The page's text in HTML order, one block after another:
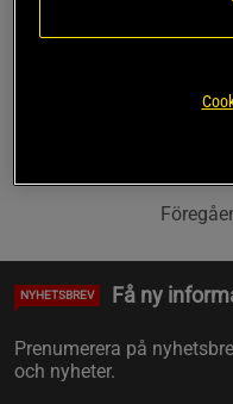
NYHETSBREV Få ny
Prenumerera på
och nyheter.